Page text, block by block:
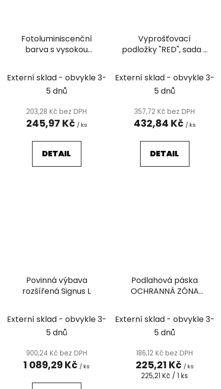
Fotoluminiscenční
barva s vysokou
Externí sklad - obvykle 3-
5 dnů
203,28 Kč bez DPH
245,97 Kč / ks
DETAIL
Vyprošťovací
podložky "RED", sada 2
Externí sklad - obvykle 3-
5 dnů
357,72 Kč bez DPH
432,84 Kč / ks
DETAIL
Povinná výbava
rozšířená Signus L
Externí sklad - obvykle 3-
5 dnů
900,24 Kč bez DPH
1 089,29 Kč / ks
Podlahová páska
OCHRANNÁ ZÓNA
Externí sklad - obvykle 3-
5 dnů
186,12 Kč bez DPH
225,21 Kč / ks
Měrná
225,21 Kč / 1 ks